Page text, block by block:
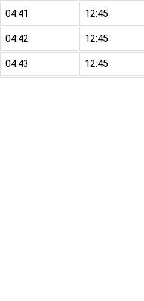
04:41 12:45
04:42 12:45
04:43 12:45